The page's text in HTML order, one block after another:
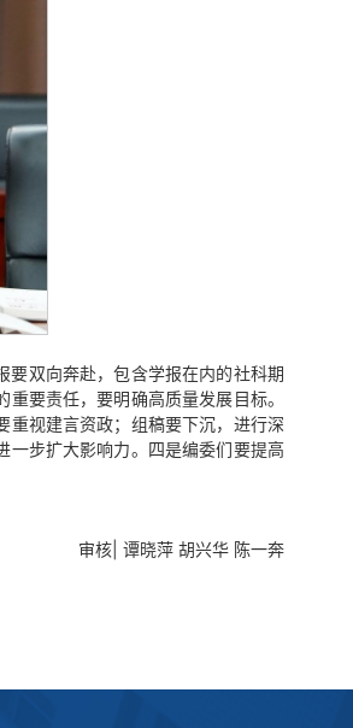
要双向奔赴，包含学报在内的社科期
要责任，要明确高质量发展目标。
重视建言资政；组稿要下沉，进行深
一步扩大影响力。四是编委们要提高
审核| 谭晓萍 胡兴华 陈一奔